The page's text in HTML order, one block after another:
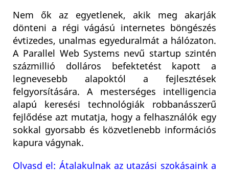
Nem ők az egyetlenek, akik meg akarják
dönteni a régi vágású internetes böngészés
évtizedes, unalmas egyeduralmát a hálózaton.
A Parallel Web Systems nevű startup szintén
százmillió dolláros befektetést kapott a
legnevesebb alapoktól a fejlesztések
felgyorsítására. A mesterséges intelligencia
alapú keresési technológiák robbanásszerű
fejlődése azt mutatja, hogy a felhasználók egy
sokkal gyorsabb és közvetlenebb információs
kapura vágynak.
Olvasd el: Átalakulnak az utazási szokásaink a